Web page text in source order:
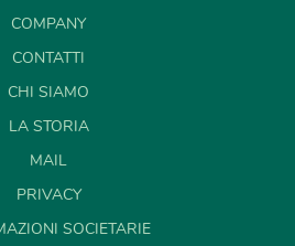
COMPANY
CONTATTI
CHI SIAMO
LA STORIA
MAIL
PRIVACY
SOCIETARIE